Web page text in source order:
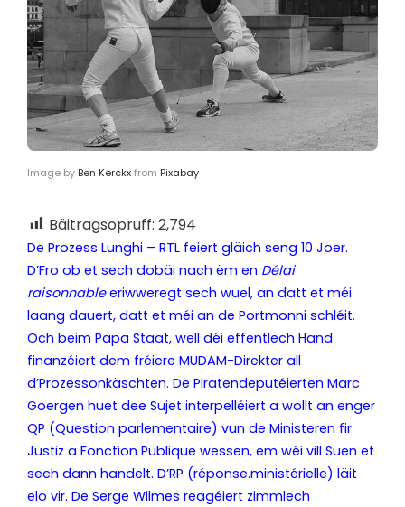
Image by Ben Kerckxfrom Pixabay
Bäitragsopruff: 2,794
De Prozess Lunghi – RTL feiert gläich seng 10 Joer.
D’Fro ob et sech dobäi nach ëm en Délai
raisonnableeriwweregt sech wuel, an datt et méi
laang dauert, datt et méi an de Portmonni schléit.
Och beim Papa Staat, well déi ëffentlech Hand
finanzéiert dem fréiere MUDAM-Direkter all
d’Prozessonkäschten. De Piratendeputéierten Marc
Goergen huet dee Sujet interpelléiert a wollt an enger
QP (Question parlementaire) vun de Ministeren fir
Justiz a Fonction Publique wëssen, ëm wéi vill Suen et
sech dann handelt. D’RP (réponse.ministérielle) läit
elo vir. De Serge Wilmes reagéiert zimmlech